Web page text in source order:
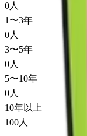
0人
1〜3年
0人
3〜5年
0人
5〜10年
0人
10年以上
100人